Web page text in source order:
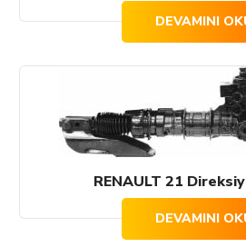
DEVAMINI
RENAULT 21
DEVAMINI